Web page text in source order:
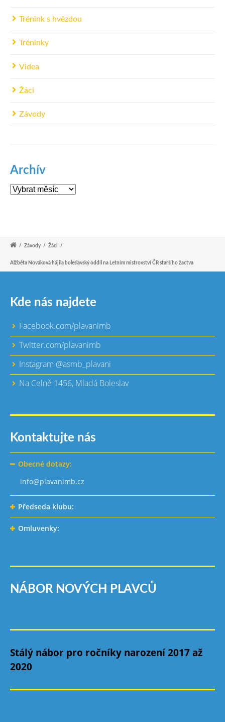
Trénink s hvězdou
Tréninky
Videa
Žáci
Závody
Archív
Archív
/ Závody / Žáci /
Alžběta Nováková hájila boleslavský oddíl na Letním mistrovství ČR staršího žactva
Kde nás najdete
Facebook.com/plavanimb
Twitter.com/plavanimb
Instagram @asmb_plavani
Na Celně 1456, Mladá Boleslav
Kontaktujte nás
Obecné dotazy:
info@plavanimb.cz
Předseda klubu:
Omluvenky:
NÁBOR NOVÝCH PLAVCŮ
Stálý nábor pro ročníky narození 2017 až
2020